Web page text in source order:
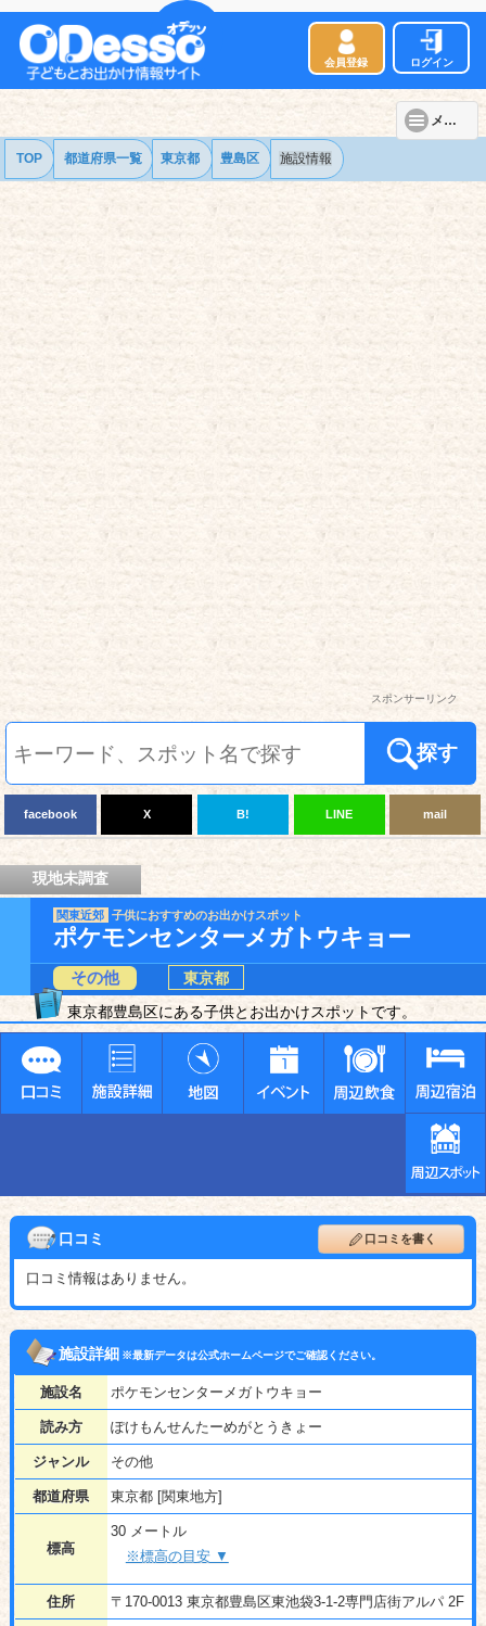
会員登録 ログイン
メニュー
TOP 都道府県一覧 東京都 豊島区 施設情報
スポンサーリンク
探す
facebook X B! LINE mail
現地未調査
関東近郊 子供におすすめのお出かけスポット
ポケモンセンターメガトウキョー
その他
東京都
東京都豊島区にある子供とお出かけスポットです。
口コミ 口コミを書く
口コミ情報はありません。
施設詳細※最新データは公式ホームページでご確認ください。
施設名 ポケモンセンターメガトウキョー
読み方 ぽけもんせんたーめがとうきょー
ジャンル その他
都道府県 東京都 [関東地方]
標高
30 メートル
※標高の目安 ▼
住所 〒170-0013 東京都豊島区東池袋3-1-2専門店街アルパ 2F